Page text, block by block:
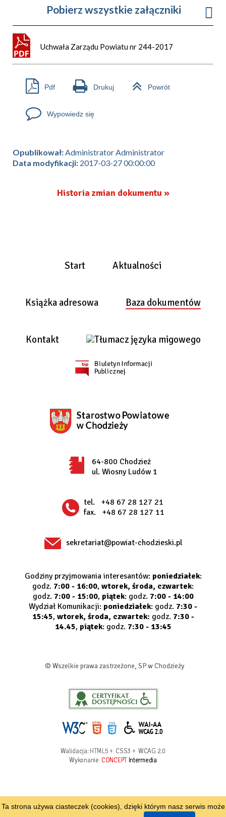
Pobierz wszystkie załączniki
Uchwała Zarządu Powiatu nr 244-2017
Pdf Drukuj Powrót
Wypowiedz się
Opublikował:Administrator Administrator
Data modyfikacji: 2017-03-27 00:00:00
Historia zmian dokumentu »
Start Aktualności
Książka adresowa Baza dokumentów
Kontakt
64-800 Chodzież
ul. Wiosny Ludów 1
tel.
+48 67 28 127 21
fax.
+48 67 28 127 11
sekretariat@powiat-chodzieski.pl
Godziny przyjmowania interesantów: poniedziałek:
godz. 7:00 - 16:00, wtorek, środa, czwartek:
godz. 7:00 - 15:00, piątek: godz. 7:00 - 14:00
Wydział Komunikacji: poniedziałek: godz. 7:30 -
15:45, wtorek, środa, czwartek: godz. 7:30 -
14.45, piątek: godz. 7:30 - 13:45
© Wszelkie prawa zastrzeżone, SP w Chodzieży
Walidacja: HTML5+ CSS3 +WCAG 2.0
Wykonanie CONCEPTIntermedia
Ta strona używa ciasteczek (cookies), dzięki którym nasz serwis może